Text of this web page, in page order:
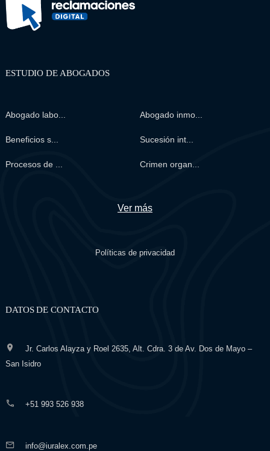
ESTUDIO DE ABOGADOS
Abogado labo... Abogado inmo...
Beneficios s... Sucesión int...
Procesos de ... Crimen organ...
Ver más
Políticas de privacidad
DATOS DE CONTACTO
Jr. Carlos Alayza y Roel 2635, Alt. Cdra. 3 de Av. Dos de Mayo –
San Isidro
+51 993 526 938
info@iuralex.com.pe